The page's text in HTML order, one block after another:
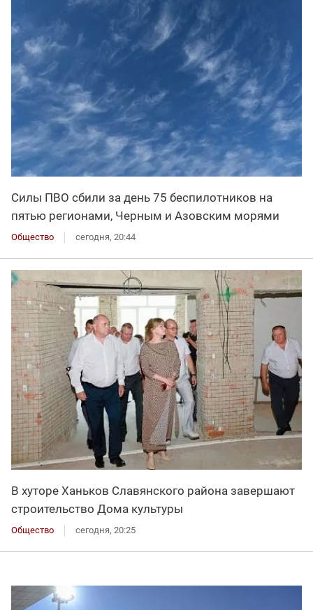
Силы ПВО сбили за день 75 беспилотников на
пятью регионами, Черным и Азовским морями
Общество сегодня, 20:44
В хуторе Ханьков Славянского района завершают
строительство Дома культуры
Общество сегодня, 20:25